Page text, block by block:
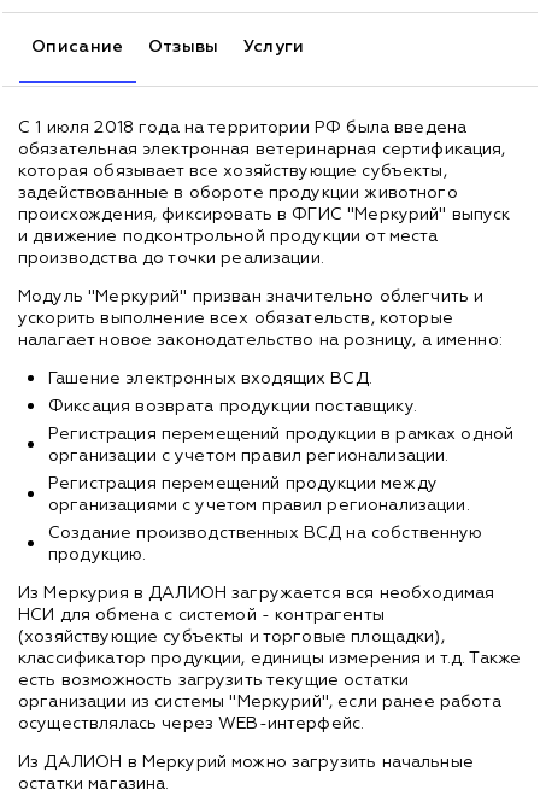
Описание Отзывы Услуги
С 1 июля 2018 года на территории РФ была введена
обязательная электронная ветеринарная сертификация,
которая обязывает все хозяйствующие субъекты,
задействованные в обороте продукции животного
происхождения, фиксировать в ФГИС "Меркурий" выпуск
и движение подконтрольной продукции от места
производства до точки реализации.
Модуль "Меркурий" призван значительно облегчить и
ускорить выполнение всех обязательств, которые
налагает новое законодательство на розницу, а именно:
Гашение электронных входящих ВСД.
Фиксация возврата продукции поставщику.
Регистрация перемещений продукции в рамках одной
организации с учетом правил регионализации.
Регистрация перемещений продукции между
организациями с учетом правил регионализации.
Создание производственных ВСД на собственную
продукцию.
Из Меркурия в ДАЛИОН загружается вся необходимая
НСИ для обмена с системой - контрагенты
(хозяйствующие субъекты и торговые площадки),
классификатор продукции, единицы измерения и т.д. Также
есть возможность загрузить текущие остатки
организации из системы "Меркурий", если ранее работа
осуществлялась через WEB-интерфейс.
Из ДАЛИОН в Меркурий можно загрузить начальные
остатки магазина.